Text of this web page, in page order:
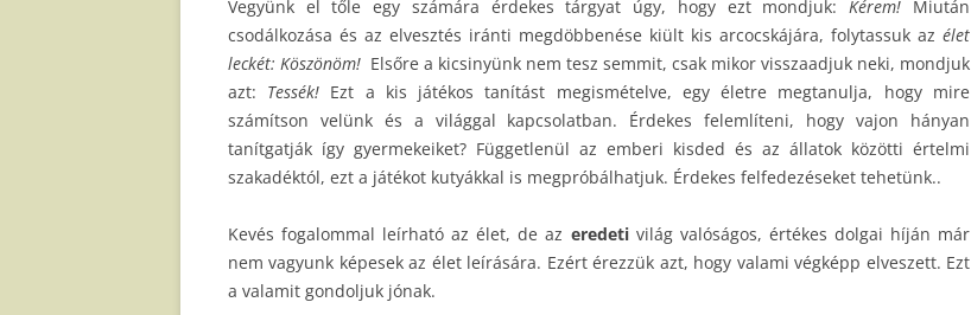
Vegyünk el tőle egy számára érdekes tárgyat úgy, hogy ezt mondjuk:Kérem! Miután
csodálkozása és az elvesztés iránti megdöbbenése kiült kis arcocskájára, folytassuk az élet
leckét: Köszönöm! Elsőre a kicsinyünk nem tesz semmit, csak mikor visszaadjuk neki, mondjuk
azt: Tessék! Ezt a kis játékos tanítást megismételve, egy életre megtanulja, hogy mire
számítson velünk és a világgal kapcsolatban. Érdekes felemlíteni, hogy vajon hányan
tanítgatják így gyermekeiket? Függetlenül az emberi kisded és az állatok közötti értelmi
szakadéktól, ezt a játékot kutyákkal is megpróbálhatjuk. Érdekes felfedezéseket tehetünk..
Kevés fogalommal leírható az élet, de az eredetivilág valóságos, értékes dolgai híján már
nem vagyunk képesek az élet leírására. Ezért érezzük azt, hogy valami végképp elveszett. Ezt
a valamit gondoljuk jónak.